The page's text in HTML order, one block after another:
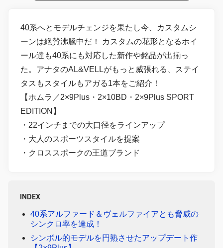
40系へとモデルチェンジを果たし今、カスタムシ
ーンは絶賛沸騰中だ！ カスタムの花形となるホイ
ール達も40系にも対応した新作や銘品が出揃っ
た。アナタのAL&VELLがもっと威張れる、ステイ
タスもスタイルもアガる1本をご紹介！
【ホムラ／2×9Plus・2×10BD・2×9Plus SPORT
EDITION】
・22インチまでの大口径をラインアップ
・大人のスポーツスタイルを提案
・クロススポークの王道ブランド
INDEX
40系アルファード＆ヴェルファイアとも脅威の
シンクロ率を達成！
シンボル的モデルを円熟させたアップデート作